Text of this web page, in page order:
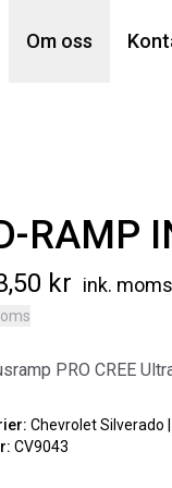
Om oss Din
RAMP
kr ink. moms
PRO CREE
Chevrolet Silverado
CV9043